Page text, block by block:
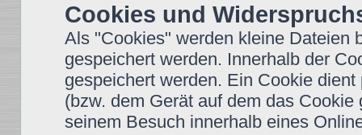
Cookies und
Als "Cookies" werden kleine Dateien
gespeichert werden. Innerhalb der
gespeichert werden. Ein Cookie
(bzw. dem Gerät auf dem das
seinem Besuch innerhalb eines